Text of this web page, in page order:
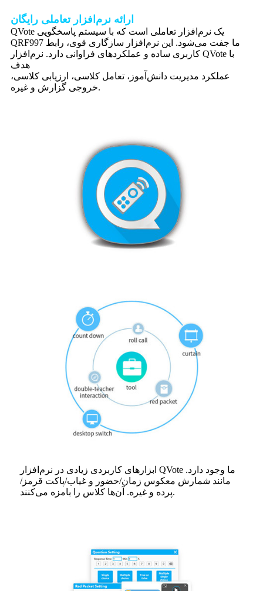
ارائه نرم‌افزار تعاملی رایگان
QVote یک نرم‌افزار تعاملی است که با سیستم پاسخگویی
QRF997 ما جفت می‌شود. این نرم‌افزار سازگاری قوی، رابط
کاربری ساده و عملکردهای فراوانی دارد. نرم‌افزار QVote با
هدف
عملکرد مدیریت دانش‌آموز، تعامل کلاسی، ارزیابی کلاسی،
خروجی گزارش و غیره.
ابزارهای کاربردی زیادی در نرم‌افزار QVote ما وجود دارد.
مانند شمارش معکوس زمان/حضور و غیاب/پاکت قرمز/
پرده و غیره. آن‌ها کلاس را بامزه می‌کنند.